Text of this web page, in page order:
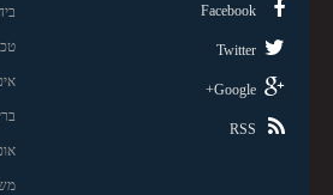
Facebook
Twitter
Google+
RSS